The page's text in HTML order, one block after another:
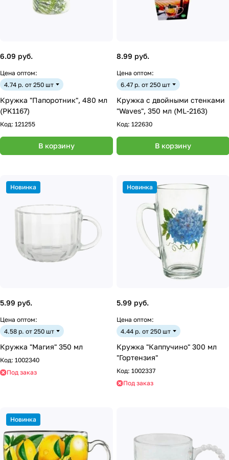
6.09 руб.
Цена оптом:
4.74 р. от 250 шт
Кружка "Папоротник", 480 мл
(PK1167)
Код: 121255
В корзину
8.99 руб.
Цена оптом:
6.47 р. от 250 шт
Кружка с двойными стенками
"Waves", 350 мл (ML-2163)
Код: 122630
В корзину
Новинка
5.99 руб.
Цена оптом:
4.58 р. от 250 шт
Кружка "Магия" 350 мл
Код: 1002340
Под заказ
Новинка
5.99 руб.
Цена оптом:
4.44 р. от 250 шт
Кружка "Каппучино" 300 мл
"Гортензия"
Код: 1002337
Под заказ
Новинка